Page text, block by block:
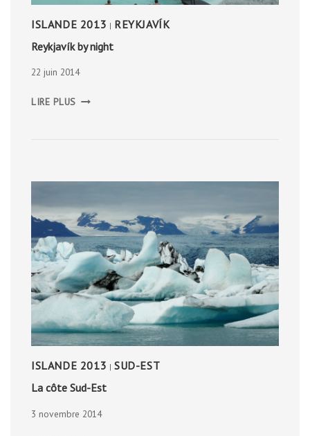
ISLANDE 2013 | REYKJAVÍK
Reykjavík by night
22 juin 2014
LIRE PLUS
ISLANDE 2013 | SUD-EST
La côte Sud-Est
3 novembre 2014